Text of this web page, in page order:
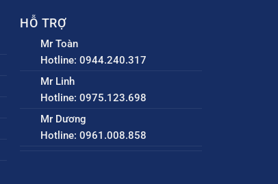
HỖ TRỢ
Mr Toàn
Hotline: 0944.240.317
Mr Linh
Hotline: 0975.123.698
Mr Dương
Hotline: 0961.008.858